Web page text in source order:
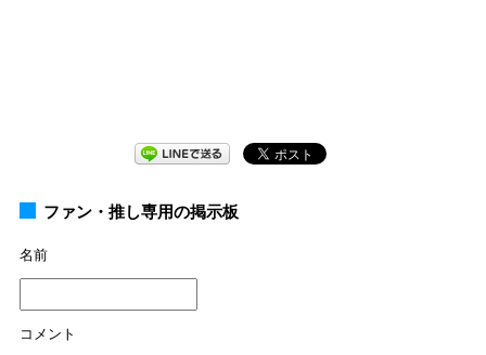
ファン・推し専用の掲示板
名前
コメント